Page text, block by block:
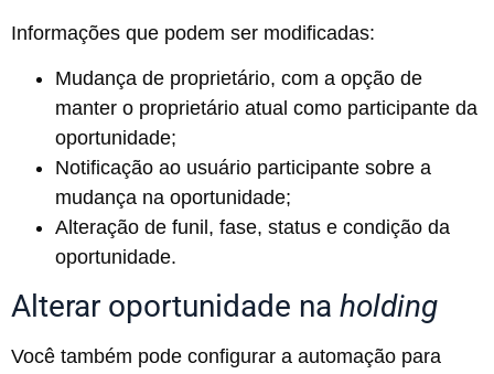
Informações que podem ser modificadas:
Mudança de proprietário, com a opção de
manter o proprietário atual como participante da
oportunidade;
Notificação ao usuário participante sobre a
mudança na oportunidade;
Alteração de funil, fase, status e condição da
oportunidade.
Alterar oportunidade na holding
Você também pode configurar a automação para